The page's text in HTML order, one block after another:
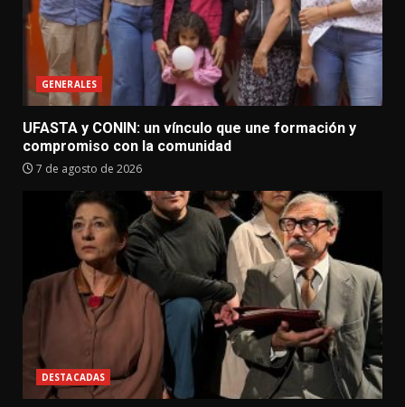
GENERALES
UFASTA y CONIN: un vínculo que une formación y
compromiso con la comunidad
7 de agosto de 2026
DESTACADAS